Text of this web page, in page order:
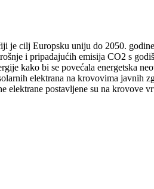
je cilj Europsku uniju do 2050.
i pripadajućih emisija CO2 s
kako bi se povećala energetska
elektrana na krovovima javnih
elektrane postavljene su na krovove